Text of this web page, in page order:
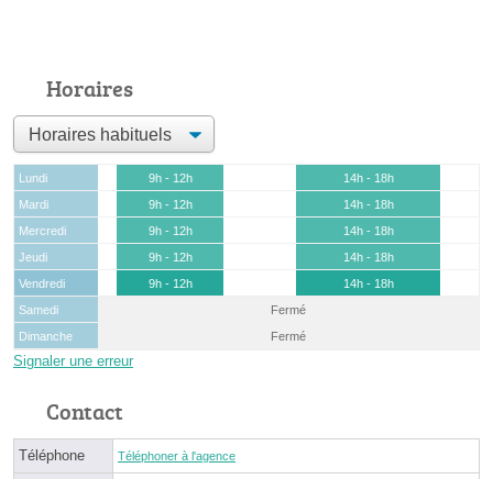
Horaires
Lundi 9h - 12h
14h - 18h
Mardi
9h - 12h
14h - 18h
Mercredi
9h - 12h
14h - 18h
Jeudi
9h - 12h
14h - 18h
Vendredi
9h - 12h
14h - 18h
Samedi
Fermé
Dimanche
Fermé
Signaler une erreur
Contact
Téléphone Téléphoner à l'agence